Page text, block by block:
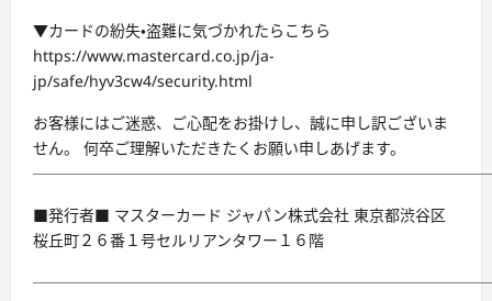
▼カードの紛失・盗難に気づかれたらこちら
https://www.mastercard.co.jp/ja-
jp/safe/hyv3cw4/security.html
お客様にはご迷惑、ご心配をお掛けし、誠に申し訳ございま
せん。 何卒ご理解いただきたくお願い申しあげます。
■発行者■ マスターカード ジャパン株式会社 東京都渋谷区
桜丘町２６番１号セルリアンタワー１６階